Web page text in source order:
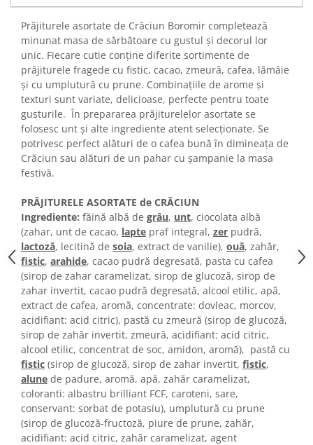
Foietaje
Biscuiti
Turta dulce
Turta dulce cu nuci
Turta dulce de Sibiu
Turta dulce cu miere
Croissant
Croissant Duofino
Croissant cu maia
Cornulete
Boromele
Cornulete fragede
Pasca
Pasca Fresh
Cereale
Paine
Paine ambalata
Chifle
Colaci festivi
Snack-uri sărate
Covrigi cu ulei de masline
Covrigi de Buzau
Prăjiturele asortate de Crăciun Boromir completează
minunat masa de sărbătoare cu gustul și decorul lor
unic. Fiecare cutie conține diferite sortimente de
prăjiturele fragede cu fistic, cacao, zmeură, cafea, lămâie
și cu umplutură cu prune. Combinațiile de arome și
texturi sunt variate, delicioase, perfecte pentru toate
gusturile. În prepararea prăjiturelelor asortate se
folosesc unt și alte ingrediente atent selecționate. Se
potrivesc perfect alături de o cafea bună în dimineața de
Crăciun sau alături de un pahar cu șampanie la masa
festivă.
PRĂJITURELE ASORTATE de CRĂCIUN
Ingrediente: făină albă de grâu, unt, ciocolata albă
(zahar, unt de cacao, lapte praf integral, zer pudră,
lactoză, lecitină de soia, extract de vanilie), ouă, zahăr,
fistic, arahide, cacao pudră degresată, pasta cu cafea
(sirop de zahar caramelizat, sirop de glucoză, sirop de
zahar invertit, cacao pudră degresată, alcool etilic, apă,
extract de cafea, aromă, concentrate: dovleac, morcov,
acidifiant: acid citric), pastă cu zmeură (sirop de glucoză,
sirop de zahăr invertit, zmeură, acidifiant: acid citric,
alcool etilic, concentrat de soc, amidon, aromă), pastă cu
fistic (sirop de glucoză, sirop de zahar invertit, fistic,
alune de padure, aromă, apă, zahăr caramelizat,
coloranti: albastru brilliant FCF, caroteni, sare,
conservant: sorbat de potasiu), umplutură cu prune
(sirop de glucoză-fructoză, piure de prune, zahăr,
acidifiant: acid citric, zahăr caramelizat, agent